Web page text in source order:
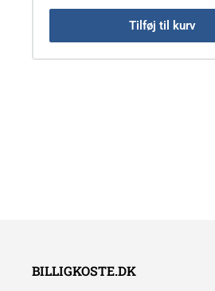
Tilføj til kurv
BILLIGKOSTE.DK